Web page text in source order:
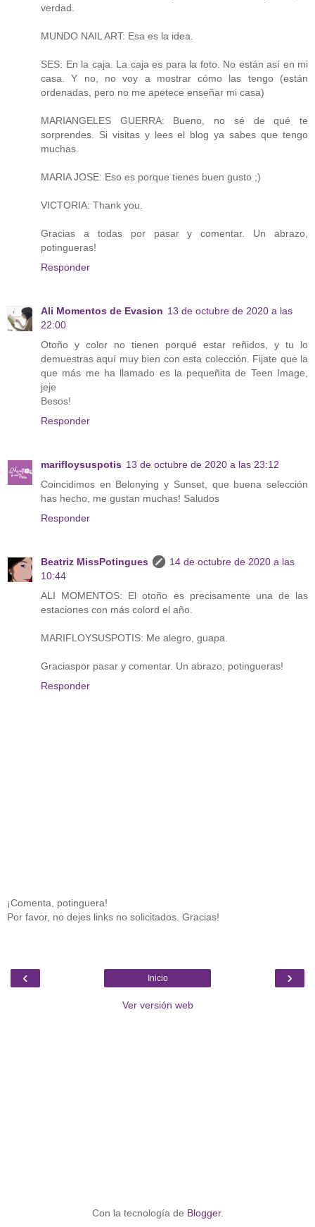
verdad.
MUNDO NAIL ART: Esa es la idea.
SES: En la caja. La caja es para la foto. No están así en mi
casa. Y no, no voy a mostrar cómo las tengo (están
ordenadas, pero no me apetece enseñar mi casa)
MARIANGELES GUERRA: Bueno, no sé de qué te
sorprendes. Si visitas y lees el blog ya sabes que tengo
muchas.
MARIA JOSE: Eso es porque tienes buen gusto ;)
VICTORIA: Thank you.
Gracias a todas por pasar y comentar. Un abrazo,
potingueras!
Responder
Ali Momentos de Evasion 13 de octubre de 2020 a las
22:00
Otoño y color no tienen porqué estar reñidos, y tu lo
demuestras aquí muy bien con esta colección. Fijate que la
que más me ha llamado es la pequeñita de Teen Image,
jeje
Besos!
Responder
marifloysuspotis 13 de octubre de 2020 a las 23:12
Coincidimos en Belonying y Sunset, que buena selección
has hecho, me gustan muchas! Saludos
Responder
Beatriz MissPotingues
14 de octubre de 2020 a las
10:44
ALI MOMENTOS: El otoño es precisamente una de las
estaciones con más colord el año.
MARIFLOYSUSPOTIS: Me alegro, guapa.
Graciaspor pasar y comentar. Un abrazo, potingueras!
Responder
¡Comenta, potinguera!
Por favor, no dejes links no solicitados. Gracias!
‹ ›
Inicio
Ver versión web
Con la tecnología de Blogger.